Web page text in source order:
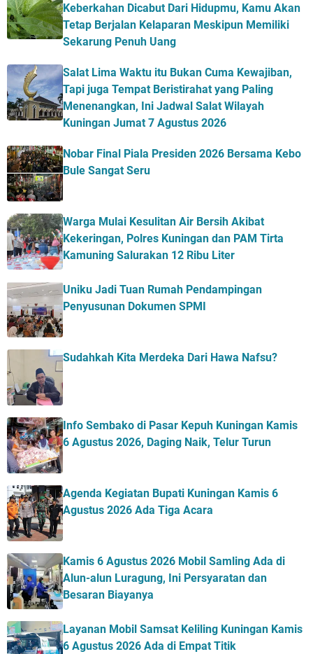
Keberkahan Dicabut Dari Hidupmu, Kamu Akan
Tetap Berjalan Kelaparan Meskipun Memiliki
Sekarung Penuh Uang
Salat Lima Waktu itu Bukan Cuma Kewajiban,
Tapi juga Tempat Beristirahat yang Paling
Menenangkan, Ini Jadwal Salat Wilayah
Kuningan Jumat 7 Agustus 2026
Nobar Final Piala Presiden 2026 Bersama Kebo
Bule Sangat Seru
Warga Mulai Kesulitan Air Bersih Akibat
Kekeringan, Polres Kuningan dan PAM Tirta
Kamuning Salurakan 12 Ribu Liter
Uniku Jadi Tuan Rumah Pendampingan
Penyusunan Dokumen SPMI
Sudahkah Kita Merdeka Dari Hawa Nafsu?
Info Sembako di Pasar Kepuh Kuningan Kamis
6 Agustus 2026, Daging Naik, Telur Turun
Agenda Kegiatan Bupati Kuningan Kamis 6
Agustus 2026 Ada Tiga Acara
Kamis 6 Agustus 2026 Mobil Samling Ada di
Alun-alun Luragung, Ini Persyaratan dan
Besaran Biayanya
Layanan Mobil Samsat Keliling Kuningan Kamis
6 Agustus 2026 Ada di Empat Titik